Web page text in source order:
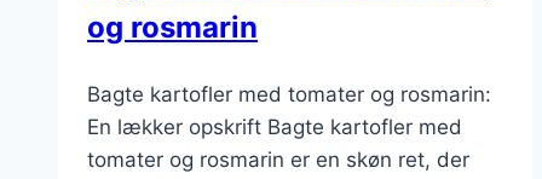
og rosmarin
Bagte kartofler med tomater og rosmarin:
En lækker opskrift Bagte kartofler med
tomater og rosmarin er en skøn ret, der